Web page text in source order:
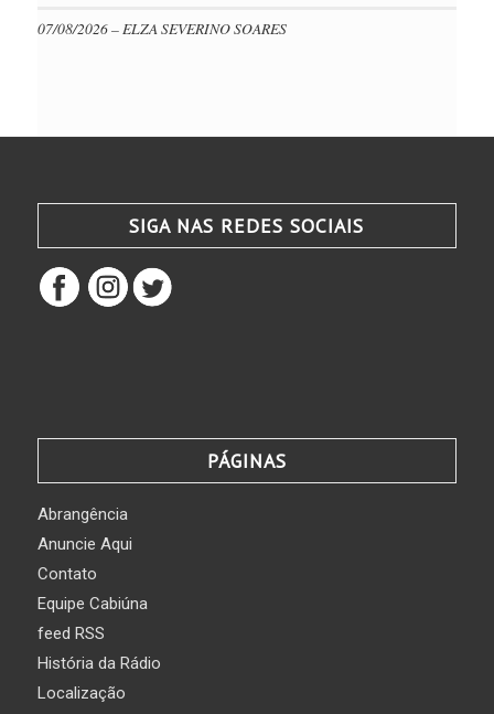
07/08/2026 – ELZA SEVERINO SOARES
SIGA NAS REDES SOCIAIS
PÁGINAS
Abrangência
Anuncie Aqui
Contato
Equipe Cabiúna
feed RSS
História da Rádio
Localização